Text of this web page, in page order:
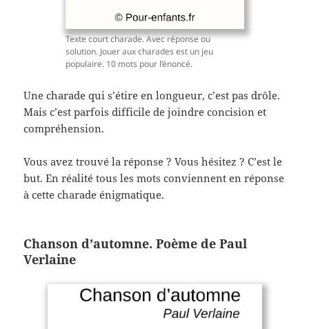
Texte court charade. Avec réponse ou
solution. Jouer aux charades est un jeu
populaire. 10 mots pour l’énoncé.
Une charade qui s’étire en longueur, c’est pas drôle.
Mais c’est parfois difficile de joindre concision et
compréhension.
Vous avez trouvé la réponse ? Vous hésitez ? C’est le
but. En réalité tous les mots conviennent en réponse
à cette charade énigmatique.
Chanson d’automne. Poème de Paul
Verlaine